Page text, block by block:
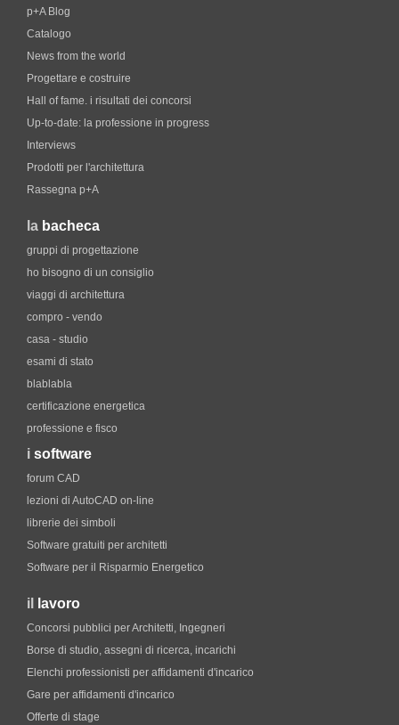
p+A Blog
Catalogo
News from the world
Progettare e costruire
Hall of fame. i risultati dei concorsi
Up-to-date: la professione in progress
Interviews
Prodotti per l'architettura
Rassegna p+A
la bacheca
gruppi di progettazione
ho bisogno di un consiglio
viaggi di architettura
compro - vendo
casa - studio
esami di stato
blablabla
certificazione energetica
professione e fisco
i software
forum CAD
lezioni di AutoCAD on-line
librerie dei simboli
Software gratuiti per architetti
Software per il Risparmio Energetico
il lavoro
Concorsi pubblici per Architetti, Ingegneri
Borse di studio, assegni di ricerca, incarichi
Elenchi professionisti per affidamenti d'incarico
Gare per affidamenti d'incarico
Offerte di stage